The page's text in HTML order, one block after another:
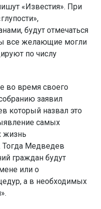
«Известия». При
будут отмечаться
все желающие могли
по числу
во время своего
заявил
который назвал это
самых
жизнь
Тогда Медведев
граждан будут
или о
а в необходимых